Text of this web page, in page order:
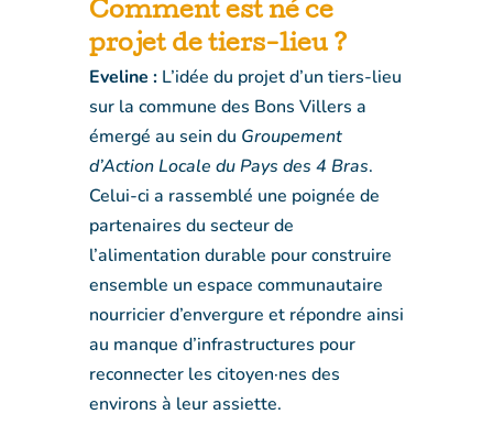
Comment est né ce
projet de tiers-lieu ?
Eveline :L’idée du projet d’un tiers-lieu
sur la commune des Bons Villers a
émergé au sein du Groupement
d’Action Locale du Pays des 4 Bras.
Celui-ci a rassemblé une poignée de
partenaires du secteur de
l’alimentation durable pour construire
ensemble un espace communautaire
nourricier d’envergure et répondre ainsi
au manque d’infrastructures pour
reconnecter les citoyen·nes des
environs à leur assiette.